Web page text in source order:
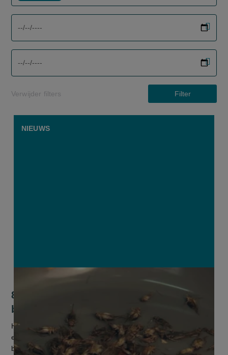
Verwijder filters Filter
800.000 euro steun voor voeding op
basis van insecten
Heb je een innovatief idee rond de kweek of het gebruik van
eetbare insecten? Of wil je nieuwe voedingsproducten op
basis van insecten op de markt brengen? Dan ben je bij het
NIEUWS